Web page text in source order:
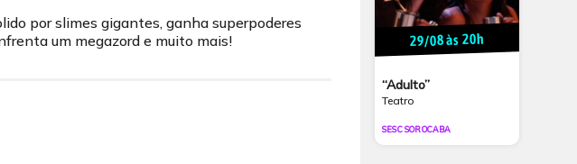
por slimes gigantes, ganha superpoderes
um megazord e muito mais!
29/08 às 20h
“Adulto”
Teatro
SESC SOROCABA